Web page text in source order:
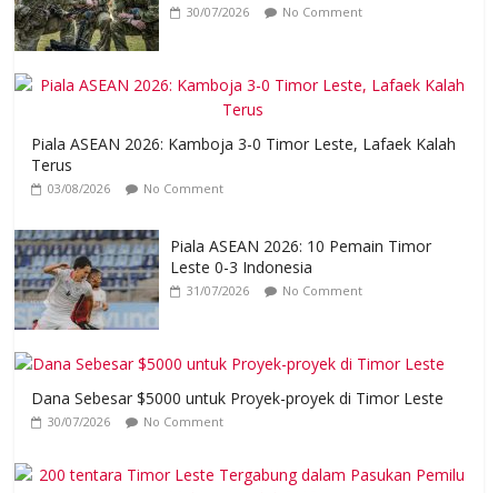
30/07/2026 No Comment
Piala ASEAN 2026: Kamboja 3-0 Timor Leste, Lafaek Kalah
Terus
03/08/2026 No Comment
Piala ASEAN 2026: 10 Pemain Timor
Leste 0-3 Indonesia
31/07/2026 No Comment
Dana Sebesar $5000 untuk Proyek-proyek di Timor Leste
30/07/2026 No Comment